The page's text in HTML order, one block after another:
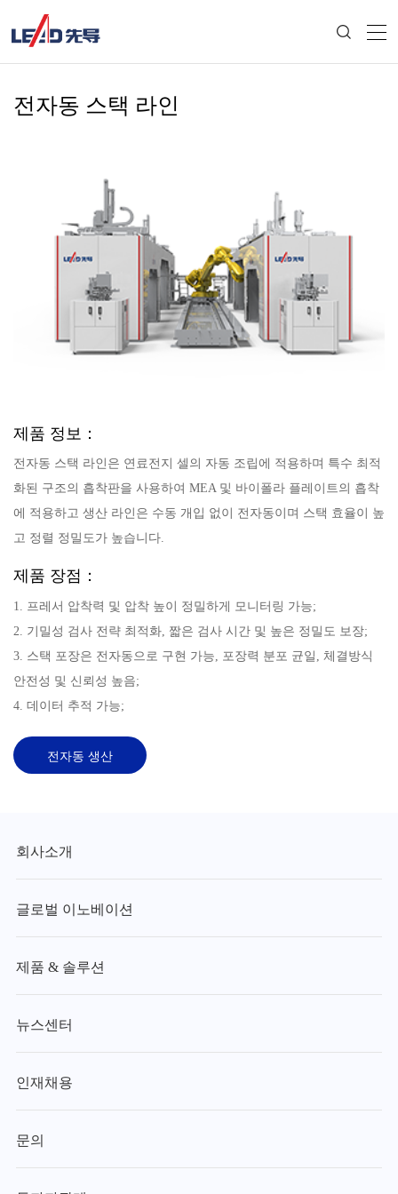
전자동 스택 라인
제품 정보：
전자동 스택 라인은 연료전지 셀의 자동 조립에 적용하며 특수 최적
화된 구조의 흡착판을 사용하여 MEA 및 바이폴라 플레이트의 흡착
에 적용하고 생산 라인은 수동 개입 없이 전자동이며 스택 효율이 높
고 정렬 정밀도가 높습니다.
제품 장점：
1. 프레서 압착력 및 압착 높이 정밀하게 모니터링 가능;
2. 기밀성 검사 전략 최적화, 짧은 검사 시간 및 높은 정밀도 보장;
3. 스택 포장은 전자동으로 구현 가능, 포장력 분포 균일, 체결방식
안전성 및 신뢰성 높음;
4. 데이터 추적 가능;
전자동 생산
회사소개
글로벌 이노베이션
제품 & 솔루션
뉴스센터
인재채용
문의